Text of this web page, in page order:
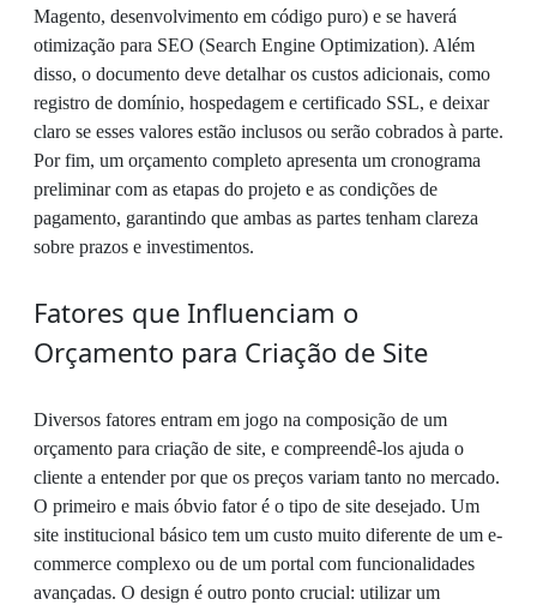
Magento, desenvolvimento em código puro) e se haverá
otimização para SEO (Search Engine Optimization). Além
disso, o documento deve detalhar os custos adicionais, como
registro de domínio, hospedagem e certificado SSL, e deixar
claro se esses valores estão inclusos ou serão cobrados à parte.
Por fim, um orçamento completo apresenta um cronograma
preliminar com as etapas do projeto e as condições de
pagamento, garantindo que ambas as partes tenham clareza
sobre prazos e investimentos.
Fatores que Influenciam o
Orçamento para Criação de Site
Diversos fatores entram em jogo na composição de um
orçamento para criação de site, e compreendê-los ajuda o
cliente a entender por que os preços variam tanto no mercado.
O primeiro e mais óbvio fator é o tipo de site desejado. Um
site institucional básico tem um custo muito diferente de um e-
commerce complexo ou de um portal com funcionalidades
avançadas. O design é outro ponto crucial: utilizar um